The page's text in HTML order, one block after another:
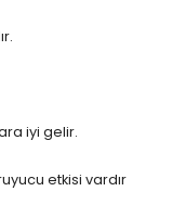
iyi gelir.
etkisi vardır